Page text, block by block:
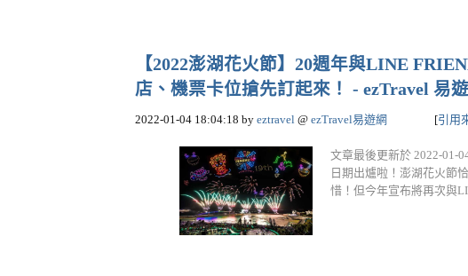
【2022澎湖花火節】20週年與LINE
店、機票卡位搶先訂起來！ - ezTravel 易
2022-01-04 18:04:18 by eztravel @ ezTravel易遊網 [引用
文章最後更新於 2022-01-
日期出爐啦！澎湖花火節
惜！但今年宣布將再次與